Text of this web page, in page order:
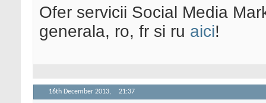
Ofer servicii Social Media
generala, ro, fr si ru aici!
16th December 2013, 21:37